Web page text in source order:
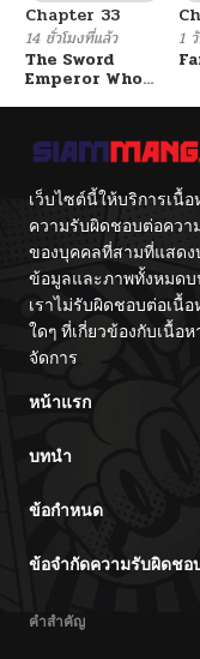
ตอนที่ 17
ตอนที่ 16
ตอนที่ 15
ตอนที่ 14
ตอนที่ 13
ตอนที่ 12
ตอนที่ 9
ตอนที่ 8
Chapter 33
14 ชั่วโมงที่แล้ว
The Sword
Emperor Who
จักรพรรดิเทพดาบ
ผงาดเหนือชาติภพ
1
เว็บไซต์นี้ให้บริการเนื้
ความรับผิดชอบต่อควา
ของบุคคลที่สามที่แสดง
ข้อมูลและภาพทั้งหมดบ
เราไม่รับผิดชอบต่อเ
ใดๆ ที่เกี่ยวข้องกับเนื้อ
จัดการ
หน้าแรก
บทนำ
ข้อกำหนด
ข้อจำกัดความรับผิดชอ
คำสำคัญ